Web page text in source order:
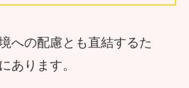
への配慮とも直結するた
あります。